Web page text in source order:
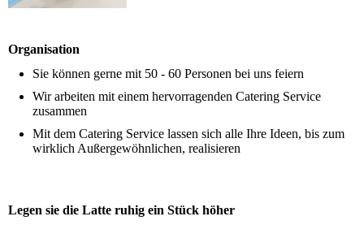
Organisation
Sie können gerne mit 50 - 60 Personen bei uns feiern
Wir arbeiten mit einem hervorragenden Catering Service
zusammen
Mit dem Catering Service lassen sich alle Ihre Ideen, bis zum
wirklich Außergewöhnlichen, realisieren
Legen sie die Latte ruhig ein Stück höher